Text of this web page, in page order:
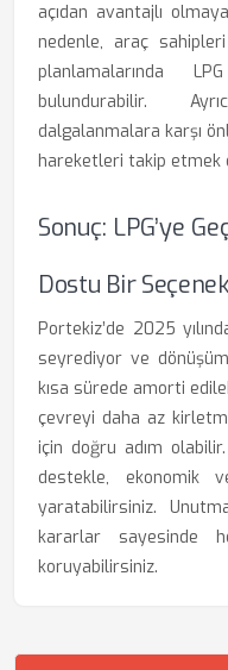
açıdan avantajlı
nedenle, araç
planlamalarında
bulundurabilir.
dalgalanmalara karşı
hareketleri takip etmek
Sonuç: LPG’ye
Dostu Bir Seçenek
Portekiz’de 2025
seyrediyor ve
kısa sürede amorti
çevreyi daha az
için doğru adım
destekle, ekonomik
yaratabilirsiniz.
kararlar sayesinde
koruyabilirsiniz.